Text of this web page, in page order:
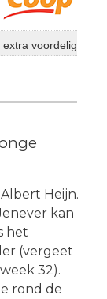
voordelig
Heijn.
kan
het
(vergeet
32).
rond de